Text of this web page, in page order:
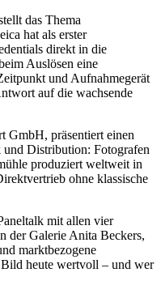
das Thema
hat als erster
direkt in die
Auslösen eine
und Aufnahmegerät
auf die wachsende
GmbH, präsentiert einen
Distribution: Fotografen
produziert weltweit in
ohne klassische
mit allen vier
der Galerie Anita Beckers,
marktbezogene
heute wertvoll – und wer